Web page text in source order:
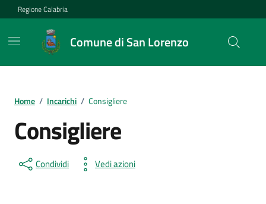
Vai ai contenuti
Vai al footer
Regione Calabria
Comune di San Lorenzo
Home / Incarichi / Consigliere
Consigliere
Condividi Vedi azioni